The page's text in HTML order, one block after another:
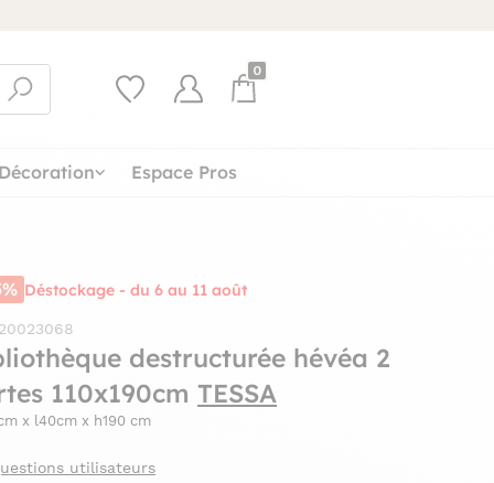
0
Décoration Espace Pros
Déstockage - du 6 au 11 août
destructurée hévéa 2
110x190cm TESSA
x l40cm x h190 cm
utilisateurs